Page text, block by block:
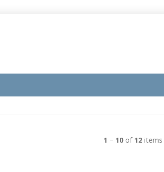
1 – 10 of 12 items